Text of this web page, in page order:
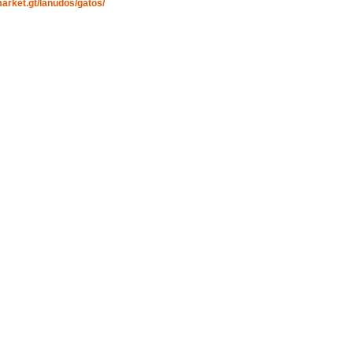
lanudos/gatos/